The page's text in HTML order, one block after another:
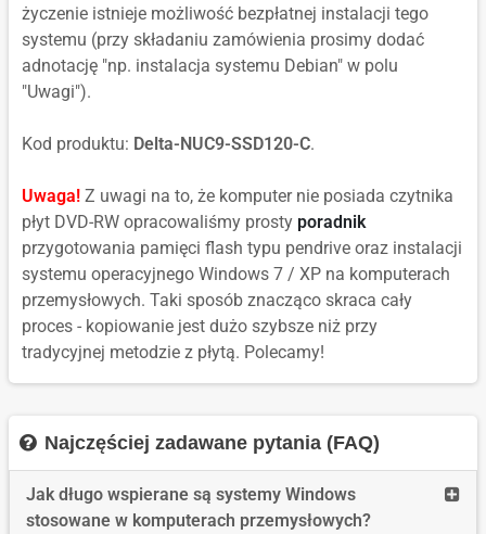
życzenie istnieje możliwość bezpłatnej instalacji tego
systemu (przy składaniu zamówienia prosimy dodać
adnotację "np. instalacja systemu Debian" w polu
"Uwagi").
Kod produktu: Delta-NUC9-SSD120-C.
Uwaga! Z uwagi na to, że komputer nie posiada czytnika
płyt DVD-RW opracowaliśmy prosty poradnik
przygotowania pamięci flash typu pendrive oraz instalacji
systemu operacyjnego Windows 7 / XP na komputerach
przemysłowych. Taki sposób znacząco skraca cały
proces - kopiowanie jest dużo szybsze niż przy
tradycyjnej metodzie z płytą. Polecamy!
Najczęściej zadawane pytania (FAQ)
Jak długo wspierane są systemy Windows
stosowane w komputerach przemysłowych?
Read